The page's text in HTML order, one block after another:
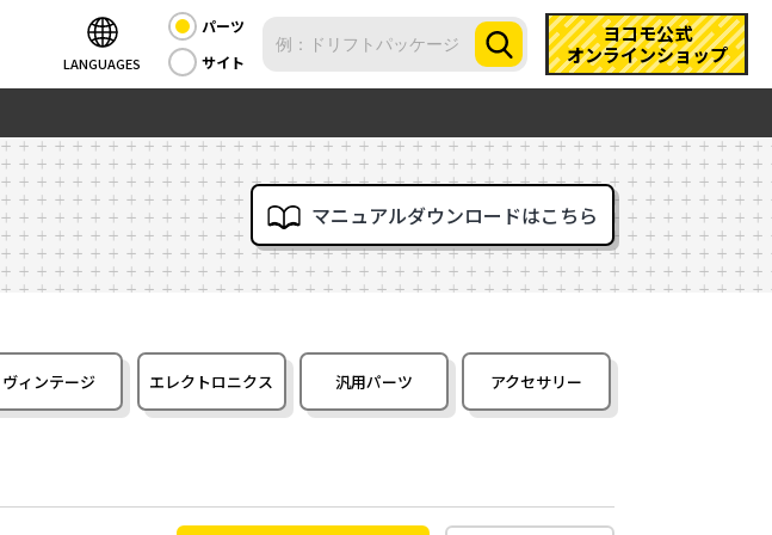
LANGUAGES
パーツ
サイト
ヨコモ公式
オンラインショップ
マニュアルダウンロードはこちら
ヴィンテージ エレクトロニクス 汎用パーツ アクセサリー